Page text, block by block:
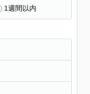
1週間以内